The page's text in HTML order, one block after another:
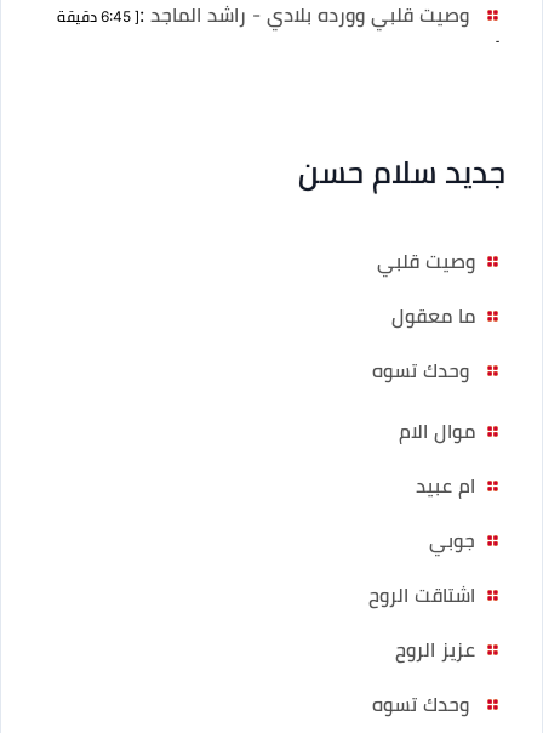
وصيت قلبي وورده بلادي - راشد الماجد :
[ 6:45 دقيقة
]
جديد سلام حسن
وصيت قلبي
ما معقول
وحدك تسوه
موال الام
ام عبيد
جوبي
اشتاقت الروح
عزيز الروح
وحدك تسوه